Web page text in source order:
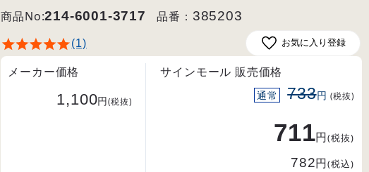
商品No:214-6001-3717 品番： 385203
(1) お気に入り登録
メーカー価格
1,100円(税抜)
サインモール 販売価格
通常 733円(税抜)
711円(税抜)
782円(税込)